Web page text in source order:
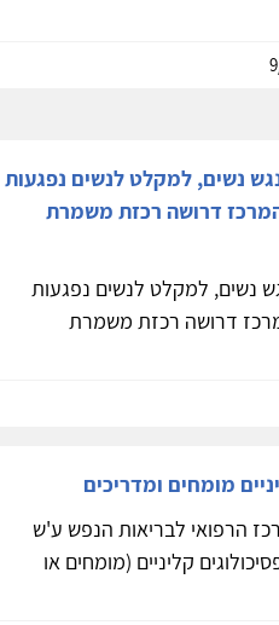
נשים, למקלט לנשים נפגעות
המרכז דרושה רכזת משמרת
נשים, למקלט לנשים נפגעות
דרושה רכזת משמרת
מומחים ומדריכים
הרפואי לבריאות הנפש ע'ש
קליניים (מומחים או